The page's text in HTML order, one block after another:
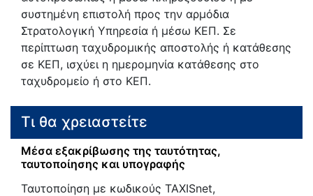
συστημένη επιστολή προς την αρμόδια
Στρατολογική Υπηρεσία ή μέσω ΚΕΠ. Σε
περίπτωση ταχυδρομικής αποστολής ή κατάθεσης
σε ΚΕΠ, ισχύει η ημερομηνία κατάθεσης στο
ταχυδρομείο ή στο ΚΕΠ.
Τι θα χρειαστείτε
Μέσα εξακρίβωσης της ταυτότητας,
ταυτοποίησης και υπογραφής
Ταυτοποίηση με κωδικούς TAXISnet,